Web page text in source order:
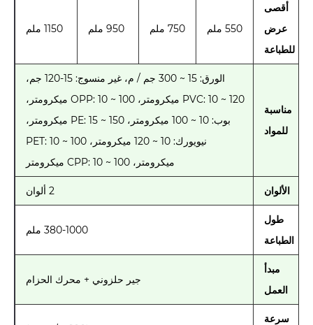
أقصى
عرض
للطباعة
550 ملم 750 ملم 950 ملم 1150 ملم
مناسبة
للمواد
الورق: 15 ~ 300 جم / م، غير منسوج: 15-120 جم،
PVC: 10 ~ 120 ميكرومتر، OPP: 10 ~ 100 ميكرومتر،
بوب: 10 ~ 100 ميكرومتر، PE: 15 ~ 150 ميكرومتر،
نيويورك: 10 ~ 120 ميكرومتر، PET: 10 ~ 100
ميكرومتر، CPP: 10 ~ 100 ميكرومتر
الألوان 2 ألوان
طول
الطباعة
380-1000 ملم
مبدأ
العمل
جير حلزوني + محرك الحزام
سرعة